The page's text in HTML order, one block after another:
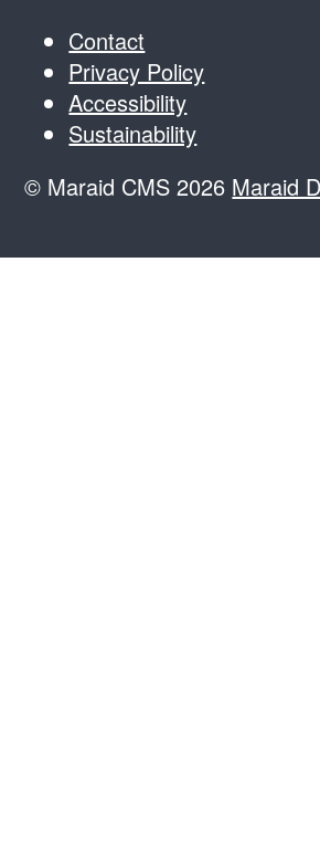
Contact
Privacy Policy
Accessibility
Sustainability
© Maraid CMS 2026 Maraid